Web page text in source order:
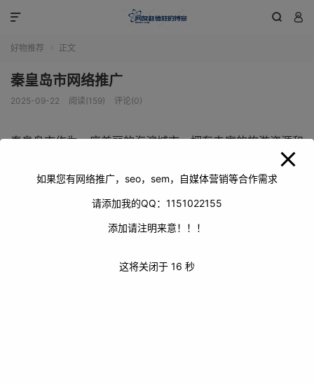
 

好物推荐 正文
秦皇岛市网络推广
2025-09-22 阅读(159) 评论(0)
秦皇岛市作为一座美丽的海滨城市，拥有丰富的旅游资源和
独特的地域文化。在当今数字化时代，网络推广对于秦皇岛
市的发展具有重要意义。它不仅可以提升秦皇岛市的知名度
和美誉度，还可以吸引更多的游客和投资者，促进城市的经
如果您有网络推广，seo，sem，自媒体营销等合作需求
请添加我的QQ：1151022155
添加请注明来意！！！
这将关闭于 15 秒